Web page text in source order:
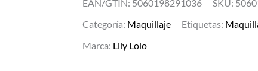
EAN/GTIN: 5060198291036 SKU:
Categoría: Maquillaje Etiquetas:
Marca: Lily Lolo